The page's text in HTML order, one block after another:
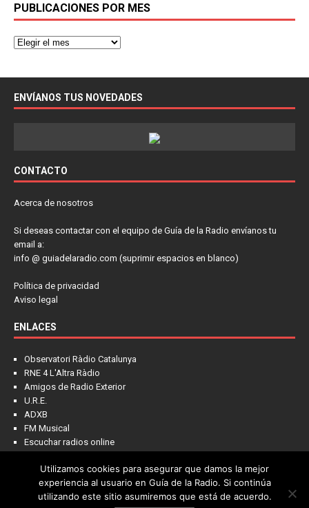
PUBLICACIONES POR MES
ENVÍANOS TUS NOVEDADES
CONTACTO
Acerca de nosotros
Si deseas contactar con el equipo de Guía de la Radio envíanos tu
email a:
info @ guiadelaradio.com (suprimir espacios en blanco)
Política de privacidad
Aviso legal
ENLACES
Observatori Ràdio Catalunya
RNE 4 L'Altra Ràdio
Amigos de Radio Exterior
U.R.E.
ADXB
FM Musical
Escuchar radios online
Utilizamos cookies para asegurar que damos la mejor
experiencia al usuario en Guía de la Radio. Si continúa
utilizando este sitio asumiremos que está de acuerdo.